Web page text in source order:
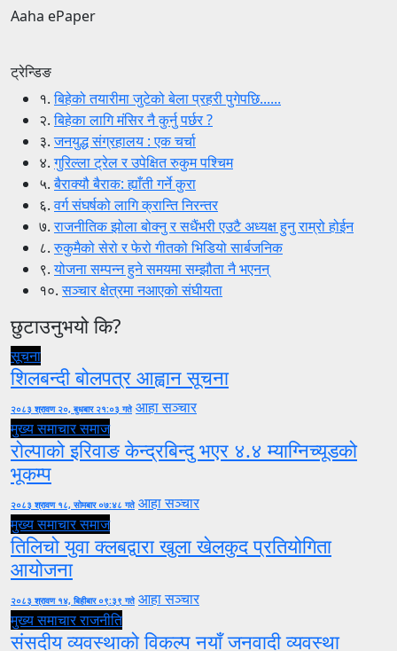
Aaha ePaper
ट्रेन्डिङ
१.बिहेको तयारीमा जुटेको बेला प्रहरी पुगेपछि......
२.बिहेका लागि मंसिर नै कुर्नु पर्छर ?
३.जनयुद्ध संग्रहालय : एक चर्चा
४.गुरिल्ला ट्रेल र उपेक्षित रुकुम पश्चिम
५.बैराक्यौ बैराक: ह्याँती गर्ने कुरा
६.वर्ग संघर्षको लागि क्रान्ति निरन्तर
७.राजनीतिक झोला बोक्नु र सधैंभरी एउटै अध्यक्ष हुनु राम्रो होईन
८.रुकुमैको सेरो र फेरो गीतको भिडियो सार्बजनिक
९.योजना सम्पन्न हुने समयमा सम्झौता नै भएनन्
१०.सञ्चार क्षेत्रमा नआएको संघीयता
छुटाउनुभयो कि?
सूचना
शिलबन्दी बोलपत्र आह्वान सूचना
२०८३ श्रावण २०, बुधबार २१:०३ गते आहा सञ्चार
मुख्य समाचारसमाज
रोल्पाको इरिवाङ केन्द्रबिन्दु भएर ४.४ म्याग्निच्यूडको
भूकम्प
२०८३ श्रावण १८, सोमबार ०७:४८ गते आहा सञ्चार
मुख्य समाचारसमाज
तिलिचो युवा क्लबद्वारा खुला खेलकुद प्रतियोगिता
आयोजना
२०८३ श्रावण १४, बिहीबार ०९:३९ गते आहा सञ्चार
मुख्य समाचारराजनीति
संसदीय व्यवस्थाको विकल्प नयाँ जनवादी व्यवस्था